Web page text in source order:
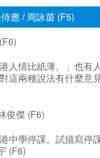
應 / 周詠茵 (F5)
人情比紙薄。」也有
這兩種說法有什麼意
俊傑 (F6)
中學停課。試描寫停
(F6)